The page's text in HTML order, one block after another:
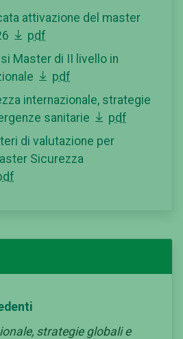
attivazione del master
pdf
Master di II livello in
pdf
internazionale, strategie
sanitarie
pdf
di valutazione per
Sicurezza
strategie globali e